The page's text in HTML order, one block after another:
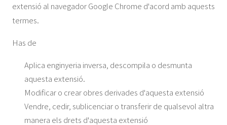
extensió al navegador Google Chrome d'acord amb aquests
termes.
Has de
Aplica enginyeria inversa, descompila o desmunta
aquesta extensió.
Modificar o crear obres derivades d'aquesta extensió
Vendre, cedir, sublicenciar o transferir de qualsevol altra
manera els drets d'aquesta extensió